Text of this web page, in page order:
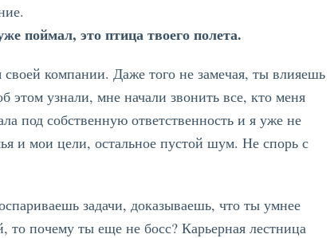
поймал, это птица твоего полета.
компании. Даже того не замечая, ты влияешь
узнали, мне начали звонить все, кто меня
под собственную ответственность и я уже не
и мои цели, остальное пустой шум. Не спорь с
задачи, доказываешь, что ты умнее
почему ты еще не босс? Карьерная лестница